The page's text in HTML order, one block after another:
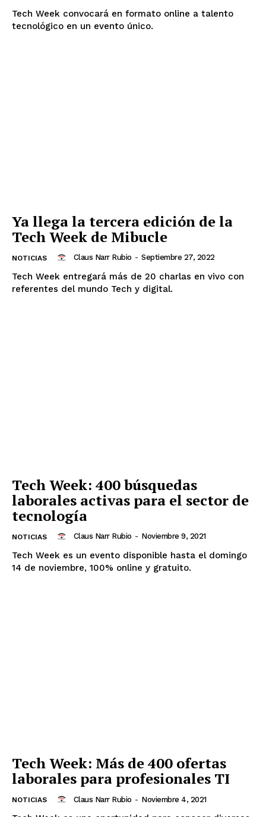
Tech Week convocará en formato online a talento
tecnológico en un evento único.
Ya llega la tercera edición de la
Tech Week de Mibucle
NOTICIAS Claus Narr Rubio - Septiembre 27, 2022
Tech Week entregará más de 20 charlas en vivo con
referentes del mundo Tech y digital.
Tech Week: 400 búsquedas
laborales activas para el sector de
tecnología
NOTICIAS Claus Narr Rubio - Noviembre 9, 2021
Tech Week es un evento disponible hasta el domingo
14 de noviembre, 100% online y gratuito.
Tech Week: Más de 400 ofertas
laborales para profesionales TI
NOTICIAS Claus Narr Rubio - Noviembre 4, 2021